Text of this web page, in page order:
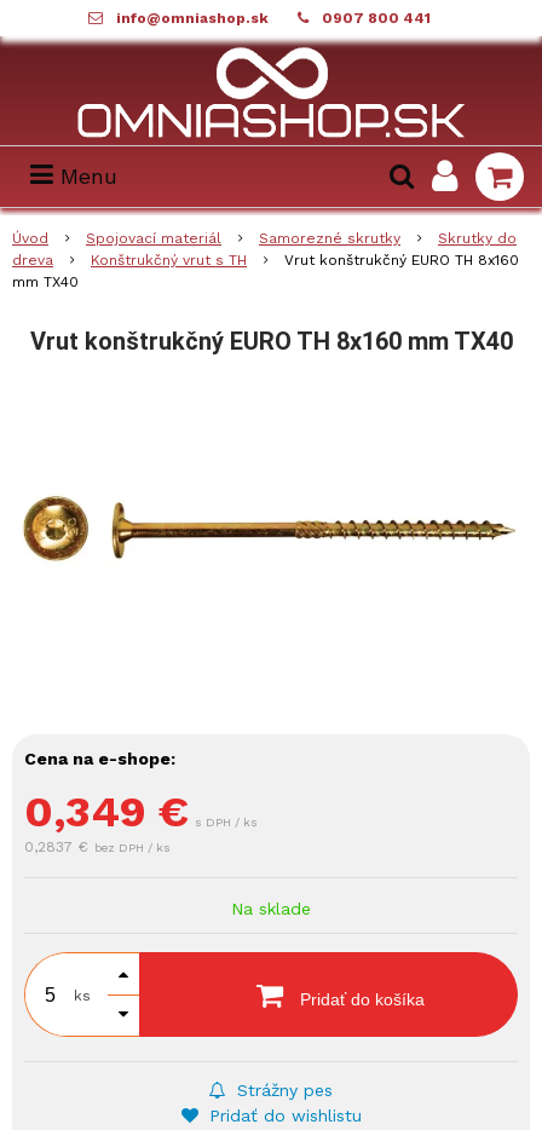
info@omniashop.sk 0907 800 441
Menu
Úvod Spojovací materiál Samorezné skrutky
Skrutky do
dreva
Konštrukčný vrut s TH
Vrut konštrukčný EURO TH 8x160
mm TX40
Vrut konštrukčný EURO TH 8x160 mm TX40
Cena na e-shope:
0,349 € s DPH / ks
0,2837 € bez DPH / ks
Na sklade
ks Pridať do košíka
Strážny pes
Pridať do wishlistu